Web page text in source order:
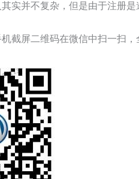
实并不复杂，但是由于注册
截屏二维码在微信中扫一扫